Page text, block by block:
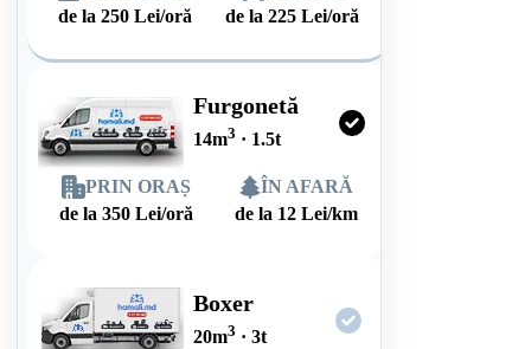
de la250 Lei/oră
de la225 Lei/oră
Furgonetă
14m3 · 1.5t
PRIN ORAȘ
de la 350 Lei/oră
ÎN AFARĂ
de la 12 Lei/km
Boxer
20m3 · 3t